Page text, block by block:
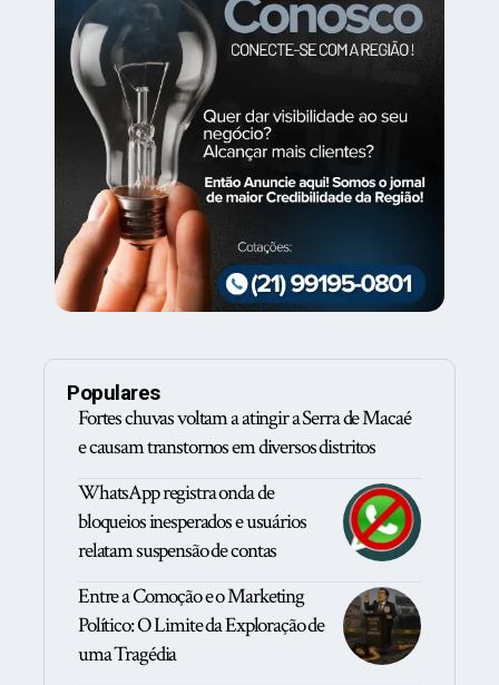
Populares
Fortes chuvas voltam a atingir a Serra de Macaé
e causam transtornos em diversos distritos
WhatsApp registra onda de
bloqueios inesperados e usuários
relatam suspensão de contas
Entre a Comoção e o Marketing
Político: O Limite da Exploração de
uma Tragédia